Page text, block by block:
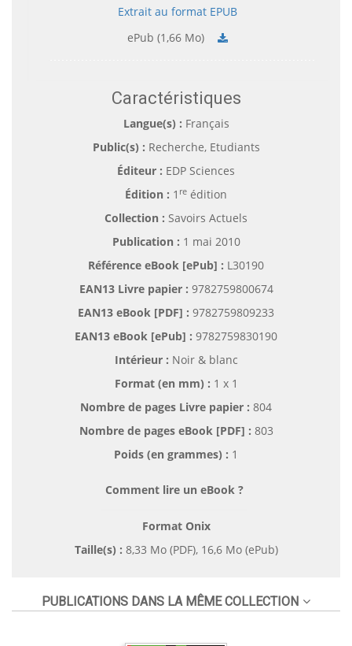
Extrait au format EPUB
ePub (1,66 Mo)
Caractéristiques
Langue(s) : Français
Public(s) : Recherche, Etudiants
Éditeur : EDP Sciences
Édition : 1 re édition
Collection : Savoirs Actuels
Publication : 1 mai 2010
Référence eBook [ePub] : L30190
EAN13 Livre papier : 9782759800674
EAN13 eBook [PDF] : 9782759809233
EAN13 eBook [ePub] : 9782759830190
Intérieur : Noir & blanc
Format (en mm) : 1 x 1
Nombre de pages Livre papier : 804
Nombre de pages eBook [PDF] : 803
Poids (en grammes) : 1
Comment lire un eBook ?
Format Onix
Taille(s) : 8,33 Mo (PDF), 16,6 Mo (ePub)
PUBLICATIONS DANS LA MÊME COLLECTION